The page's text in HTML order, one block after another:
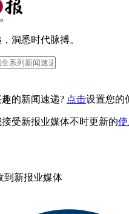
洞悉时代脉搏。
的新闻速递? 点击设置您的
受新报业媒体不时更新的
到新报业媒体